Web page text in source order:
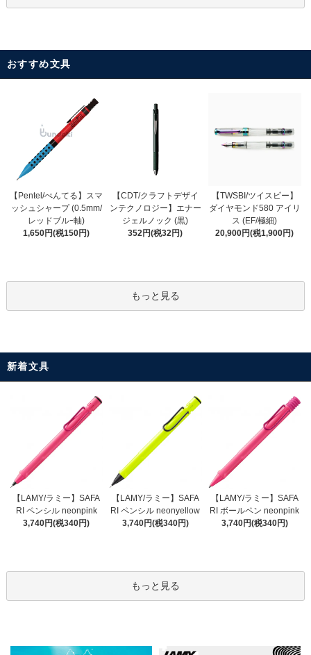
おすすめ文具
【Pentel/ぺんてる】スマ
ッシュシャープ (0.5mm/
レッドブルｰ軸)
1,650円(税150円)
【CDT/クラフトデザイ
ンテクノロジー】エナー
ジェルノック (黒)
352円(税32円)
【TWSBI/ツイスビー】
ダイヤモンド580 アイリ
ス (EF/極細)
20,900円(税1,900円)
もっと見る
新着文具
【LAMY/ラミー】SAFA
RI ペンシル neonpink
3,740円(税340円)
【LAMY/ラミー】SAFA
RI ペンシル neonyellow
3,740円(税340円)
【LAMY/ラミー】SAFA
RI ボールペン neonpink
3,740円(税340円)
もっと見る